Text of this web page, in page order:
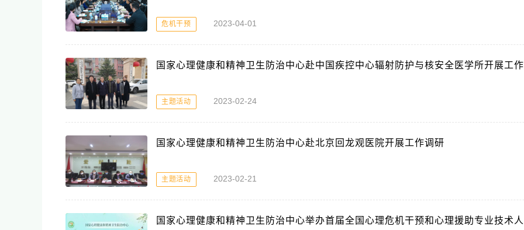
危机干预 2023-04-01
国家心理健康和精神卫生防治中心赴中国疾控中心辐射防护与核安全医学所开展工
主题活动 2023-02-24
国家心理健康和精神卫生防治中心赴北京回龙观医院开展工作调研
主题活动 2023-02-21
国家心理健康和精神卫生防治中心举办首届全国心理危机干预和心理援助专业技术